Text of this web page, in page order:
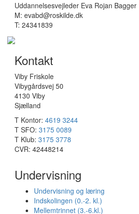
Uddannelsesvejleder Eva Rojan Bagger
M: evabd@roskilde.dk
T: 24341839
Kontakt
Viby Friskole
Vibygårdsvej 50
4130 Viby
Sjælland
T Kontor: 4619 3244
T SFO: 3175 0089
T Klub: 3175 3778
CVR: 42448214
Undervisning
Undervisning og læring
Indskolingen (0.-2. kl.)
Mellemtrinnet (3.-6.kl.)